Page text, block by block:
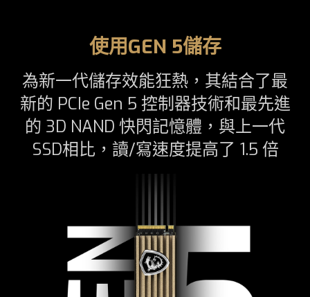
使用GEN 5儲存
為新一代儲存效能狂熱，其結合了最
新的 PCIe Gen 5 控制器技術和最先進
的 3D NAND 快閃記憶體，與上一代
SSD相比，讀/寫速度提高了 1.5 倍